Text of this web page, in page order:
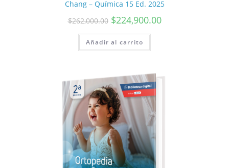
Chang – Química 15 Ed. 2025
$262,000.00 $224,900.00
Añadir al carrito